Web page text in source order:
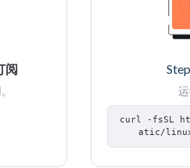
阅
curl -fsSL
atic/